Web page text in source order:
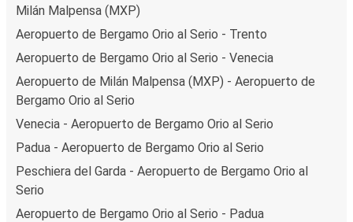
Milán Malpensa (MXP)
Aeropuerto de Bergamo Orio al Serio - Trento
Aeropuerto de Bergamo Orio al Serio - Venecia
Aeropuerto de Milán Malpensa (MXP) - Aeropuerto de
Bergamo Orio al Serio
Venecia - Aeropuerto de Bergamo Orio al Serio
Padua - Aeropuerto de Bergamo Orio al Serio
Peschiera del Garda - Aeropuerto de Bergamo Orio al
Serio
Aeropuerto de Bergamo Orio al Serio - Padua